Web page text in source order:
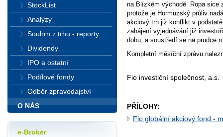
na Blízkém východě. Ropa sice
protože je Hormuzský průliv
akciový trh již konflikt v
zahájení vyjednávání již
dobu, a soustředí se na prudce
Kompletní měsíční zprávu
Fio investiční společnost, a.s.
PŘÍLOHY:
Fio globální akciový fond -
StockList
Analýzy
Souhrn z trhu - reporty
Dividendy
IPO a ostatní
Podílové fondy
Odběr zpravodajství
O NÁS
e-Broker